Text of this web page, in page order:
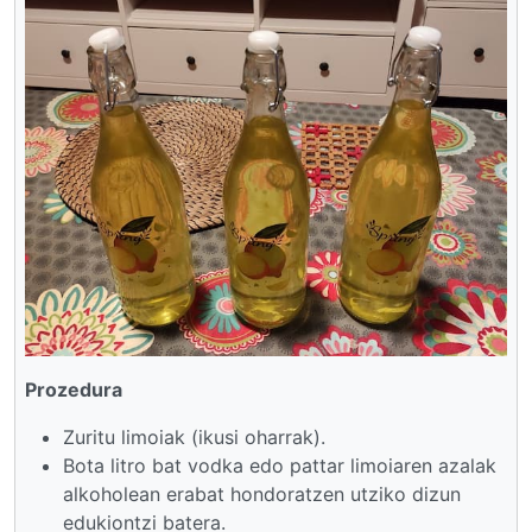
Prozedura
Zuritu limoiak (ikusi oharrak).
Bota litro bat vodka edo pattar limoiaren azalak
alkoholean erabat hondoratzen utziko dizun
edukiontzi batera.